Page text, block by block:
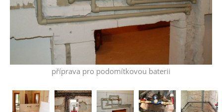
příprava pro podomítkovou baterii